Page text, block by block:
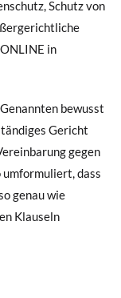
Schutz von
in
bewusst
Gericht
gegen
dass
genau wie
Klauseln